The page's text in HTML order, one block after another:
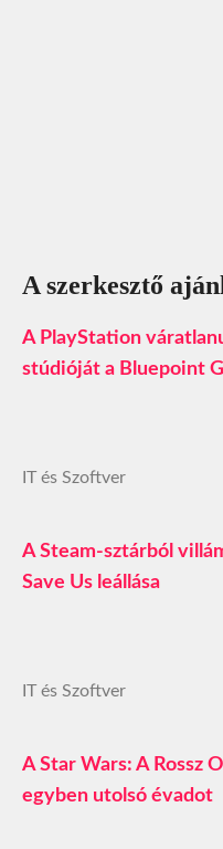
A szerkesztő
A PlayStation
stúdióját a Bluepoint
IT és Szoftver
A Steam-sztárból
Save Us leállása
IT és Szoftver
A Star Wars: A Rossz
egyben utolsó évadot